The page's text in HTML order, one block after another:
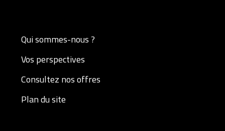
Qui sommes-nous ?
Vos perspectives
Consultez nos offres
Plan du site